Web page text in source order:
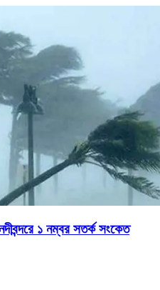
১ নম্বর সতর্ক সংকেত